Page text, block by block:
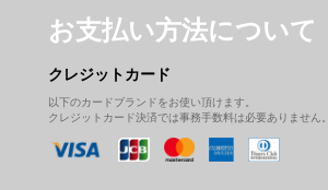
お支払い方法について
クレジットカード
以下のカードブランドをお使い頂けます。
クレジットカード決済では事務手数料は必要ありません。